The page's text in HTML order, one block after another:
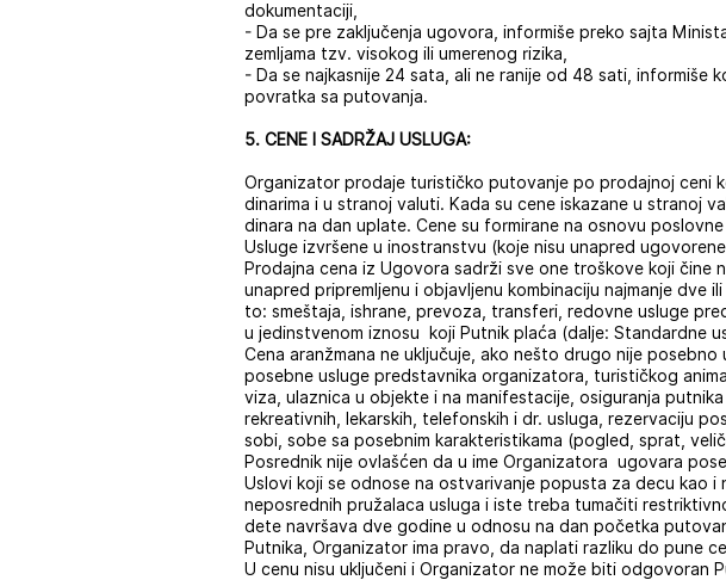
dokumentaciji,
- Da se pre zaključenja ugovora, informiše preko sajta
zemljama tzv. visokog ili umerenog rizika,
- Da se najkasnije 24 sata, ali ne ranije od 48 sati,
povratka sa putovanja.
5. CENE I SADRŽAJ USLUGA:
Organizator prodaje turističko putovanje po prodajnoj ceni
dinarima i u stranoj valuti. Kada su cene iskazane u stranoj
dinara na dan uplate. Cene su formirane na osnovu
Usluge izvršene u inostranstvu (koje nisu unapred
Prodajna cena iz Ugovora sadrži sve one troškove koji
unapred pripremljenu i objavljenu kombinaciju najmanje
to: smeštaja, ishrane, prevoza, transferi, redovne usluge
u jedinstvenom iznosu koji Putnik plaća (dalje: Standardne
Cena aranžmana ne uključuje, ako nešto drugo nije
posebne usluge predstavnika organizatora, turističkog
viza, ulaznica u objekte i na manifestacije, osiguranja
rekreativnih, lekarskih, telefonskih i dr. usluga, rezervaciju
sobi, sobe sa posebnim karakteristikama (pogled, sprat,
Posrednik nije ovlašćen da u ime Organizatora ugovara
Uslovi koji se odnose na ostvarivanje popusta za decu kao
neposrednih pružalaca usluga i iste treba tumačiti
dete navršava dve godine u odnosu na dan početka
Putnika, Organizator ima pravo, da naplati razliku do pune
U cenu nisu uključeni i Organizator ne može biti odgovoran